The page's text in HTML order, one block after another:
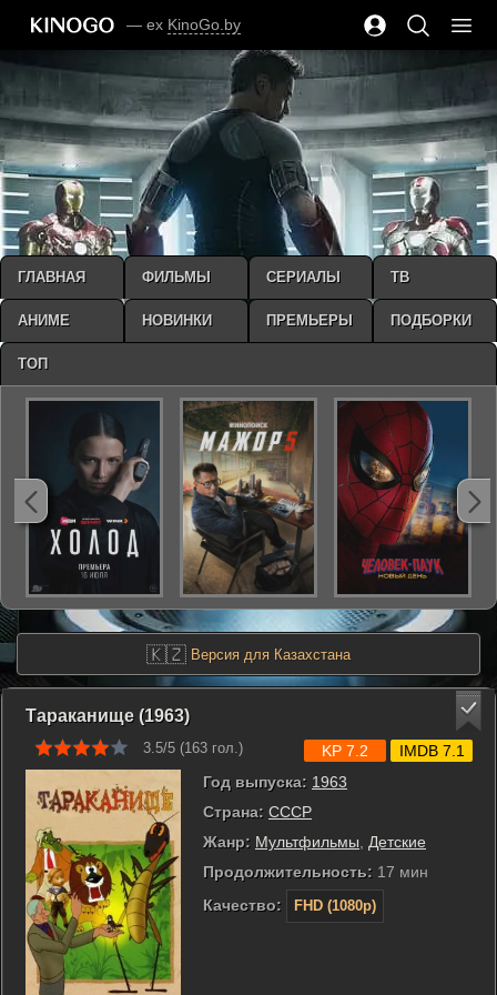
— ex KinoGo.by
🇰🇿 Версия для Казахстана
Тараканище (1963)
3.5/5 (163 гол.)
Год выпуска: 1963
Страна: СССР
Жанр: Мультфильмы
Детские
Продолжительность: 17 мин
Качество:
FHD (1080p)
KP 7.2 IMDB 7.1
ГЛАВНАЯ ФИЛЬМЫ СЕРИАЛЫ ТВ
АНИМЕ НОВИНКИ ПРЕМЬЕРЫ ПОДБОРКИ
ТОП